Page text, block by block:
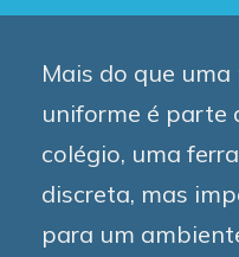
Mais do que
uniforme é parte
colégio, uma
discreta, mas
para um